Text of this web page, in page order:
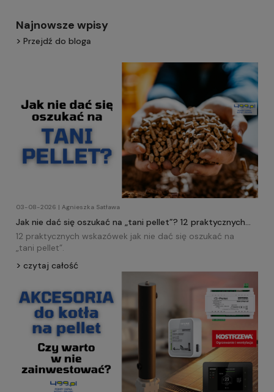
Najnowsze wpisy
Przejdź do bloga
03-08-2026 | Agnieszka Satława
Jak nie dać się oszukać na „tani pellet”? 12 praktycznych
wskazówek!
12 praktycznych wskazówek jak nie dać się oszukać na
„tani pellet”.
czytaj całość